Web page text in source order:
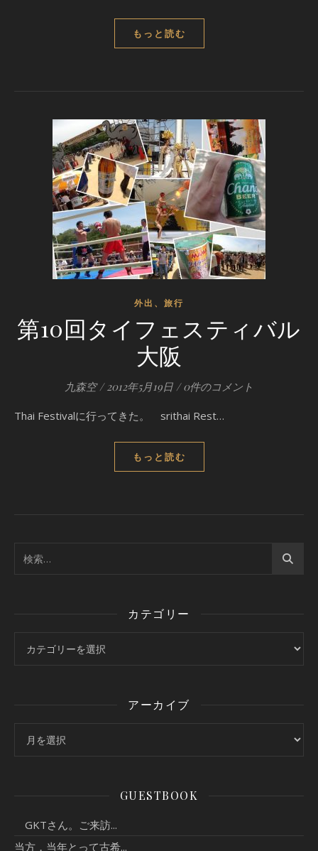
もっと読む
外出、旅行
第10回タイフェスティバル
大阪
九森空 / 2012年5月19日 / 0件のコメント
Thai Festivalに行ってきた。 srithai Rest…
もっと読む
カテゴリー
アーカイブ
GUESTBOOK
GKTさん。ご来訪...
当方，当年とって古希...